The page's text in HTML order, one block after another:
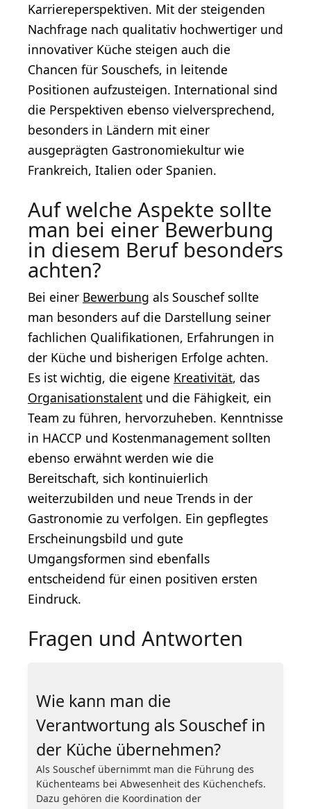
Karriereperspektiven. Mit der steigenden
Nachfrage nach qualitativ hochwertiger und
innovativer Küche steigen auch die
Chancen für Souschefs, in leitende
Positionen aufzusteigen. International sind
die Perspektiven ebenso vielversprechend,
besonders in Ländern mit einer
ausgeprägten Gastronomiekultur wie
Frankreich, Italien oder Spanien.
Auf welche Aspekte sollte
man bei einer Bewerbung
in diesem Beruf besonders
achten?
Bei einer Bewerbung als Souschef sollte
man besonders auf die Darstellung seiner
fachlichen Qualifikationen, Erfahrungen in
der Küche und bisherigen Erfolge achten.
Es ist wichtig, die eigene Kreativität, das
Organisationstalent und die Fähigkeit, ein
Team zu führen, hervorzuheben. Kenntnisse
in HACCP und Kostenmanagement sollten
ebenso erwähnt werden wie die
Bereitschaft, sich kontinuierlich
weiterzubilden und neue Trends in der
Gastronomie zu verfolgen. Ein gepflegtes
Erscheinungsbild und gute
Umgangsformen sind ebenfalls
entscheidend für einen positiven ersten
Eindruck.
Fragen und Antworten
Wie kann man die
Verantwortung als Souschef in
der Küche übernehmen?
Als Souschef übernimmt man die Führung des
Küchenteams bei Abwesenheit des Küchenchefs.
Dazu gehören die Koordination der